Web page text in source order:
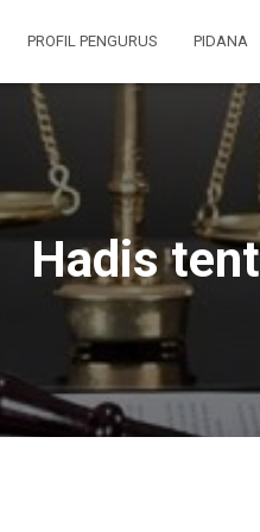
PROFIL PENGURUS PIDANA
Hadis